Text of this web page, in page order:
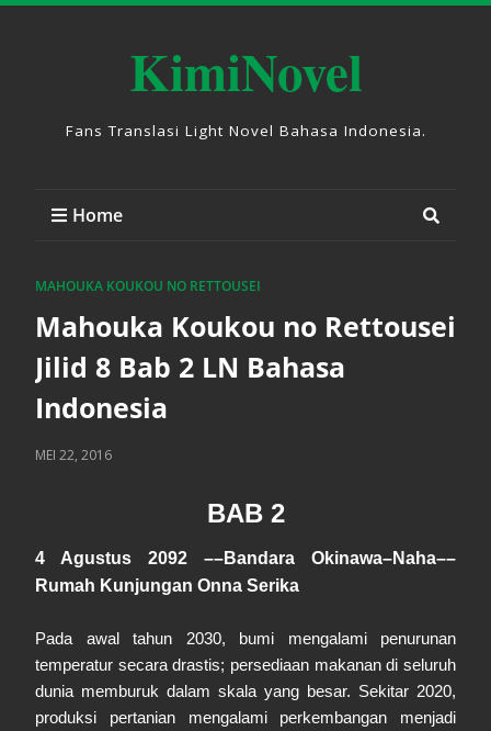
KimiNovel
Fans Translasi Light Novel Bahasa Indonesia.
Home
MAHOUKA KOUKOU NO RETTOUSEI
Mahouka Koukou no Rettousei
Jilid 8 Bab 2 LN Bahasa
Indonesia
MEI 22, 2016
BAB 2
4 Agustus 2092 ––Bandara Okinawa–Naha––
Rumah Kunjungan Onna Serika
Pada awal tahun 2030, bumi mengalami penurunan
temperatur secara drastis; persediaan makanan di seluruh
dunia memburuk dalam skala yang besar. Sekitar 2020,
produksi pertanian mengalami perkembangan menjadi